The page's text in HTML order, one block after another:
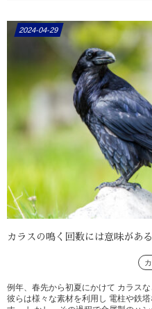
2024-04-29
カラスの鳴く回数には意味がある
例年、春先から初夏にかけて カラス
彼らは様々な素材を利用し 電柱や鉄